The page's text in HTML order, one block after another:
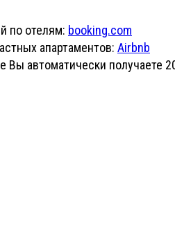
по отелям: booking.com
апартаментов: Airbnb
Вы автоматически получаете